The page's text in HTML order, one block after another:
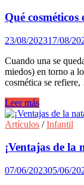
del
chupete
en
bebés
Qué
23/08/202317/08/
Cuando una se
miedos) en torno a
cosmética se
Qué
cosméticos
es
dejar
en
el
embarazo
Leer más
Artículos /Infantil
¡Ventajas de la
07/06/202305/06/